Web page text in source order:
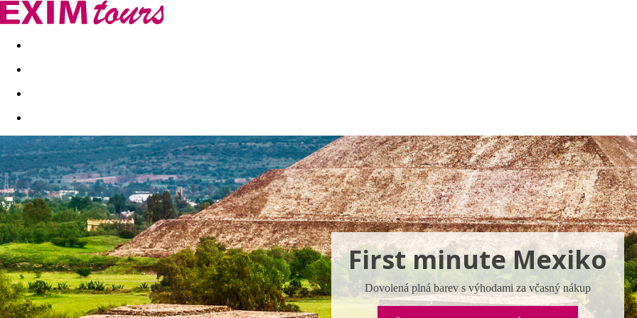
Akční nabídky Last minute
First minute Mexiko
Dovolená plná barev s výhodami za včasný nákup